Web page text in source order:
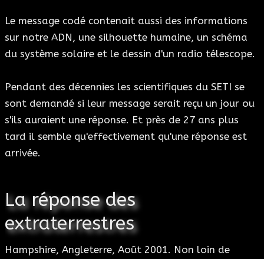
Le message codé contenait aussi des informations
sur notre ADN, une silhouette humaine, un schéma
du système solaire et le dessin d'un radio télescope.
Pendant des décennies les scientifiques du SETI se
sont demandé si leur message serait reçu un jour ou
s'ils auraient une réponse. Et près de 27 ans plus
tard il semble qu'effectivement qu'une réponse est
arrivée.
La réponse des
extraterrestres
Hampshire, Angleterre, Août 2001. Non loin de